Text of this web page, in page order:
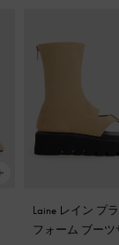
Laine レイン プ
フォーム ブーツ